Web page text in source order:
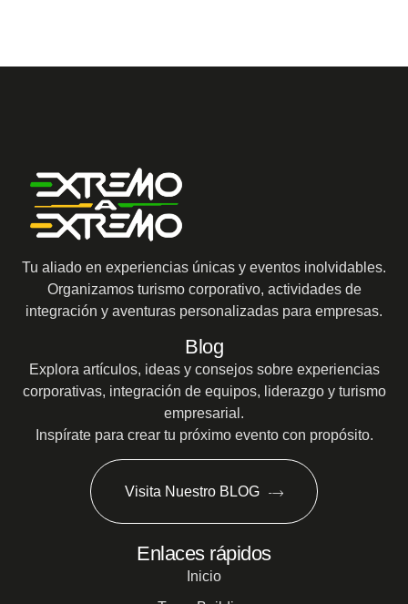
Tu aliado en experiencias únicas y eventos inolvidables.
Organizamos turismo corporativo, actividades de
integración y aventuras personalizadas para empresas.
Blog
Explora artículos, ideas y consejos sobre experiencias
corporativas, integración de equipos, liderazgo y turismo
empresarial.
Inspírate para crear tu próximo evento con propósito.
Visita Nuestro BLOG
Enlaces rápidos
Inicio